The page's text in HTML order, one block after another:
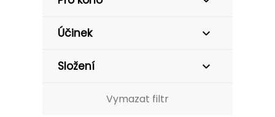
Účinek
Složení
Vymazat filtr